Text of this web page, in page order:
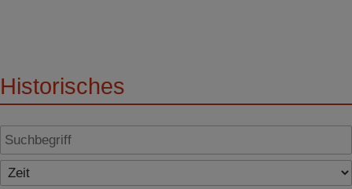
Historisches